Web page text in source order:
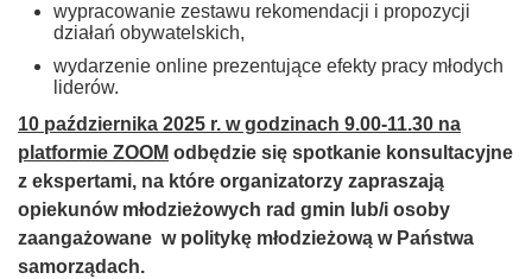
wypracowanie zestawu rekomendacji i propozycji
działań obywatelskich,
wydarzenie online prezentujące efekty pracy młodych
liderów.
10 października 2025 r. w godzinach 9.00-11.30 na
platformie ZOOM odbędzie się spotkanie konsultacyjne
z ekspertami, na które organizatorzy zapraszają
opiekunów młodzieżowych rad gmin lub/i osoby
zaangażowane w politykę młodzieżową w Państwa
samorządach.